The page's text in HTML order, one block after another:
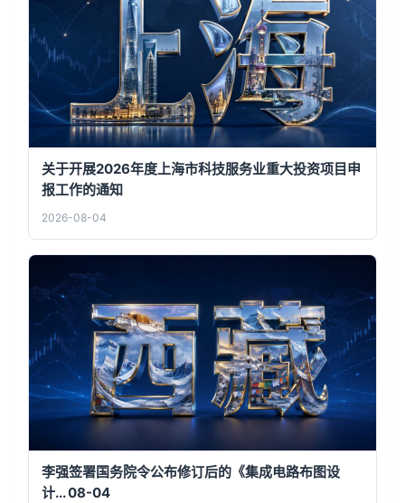
关于开展2026年度上海市科技服务业重大投资项目申
报工作的通知
2026-08-04
李强签署国务院令公布修订后的《集成电路布图设
计... 08-04